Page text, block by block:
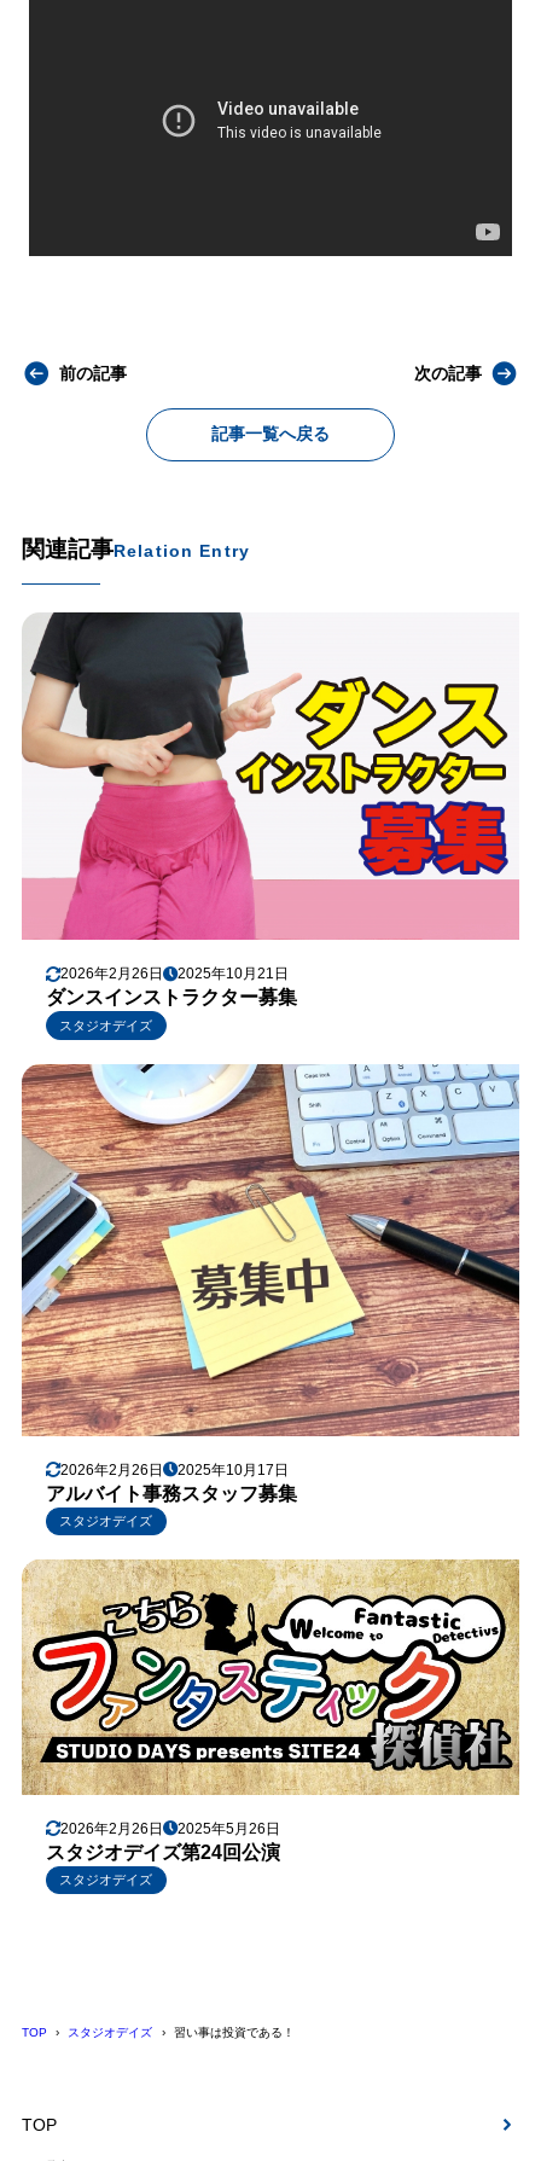
前の記事
記事一覧へ戻る
次の記事
関連記事Relation Entry
2026年2月26日 2025年10月21日
ダンスインストラクター募集
スタジオデイズ
2026年2月26日 2025年10月17日
アルバイト事務スタッフ募集
スタジオデイズ
2026年2月26日 2025年5月26日
スタジオデイズ第24回公演
スタジオデイズ
TOP スタジオデイズ 習い事は投資である！
TOP